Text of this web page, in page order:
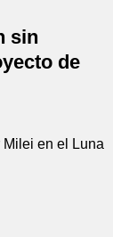
sin
de